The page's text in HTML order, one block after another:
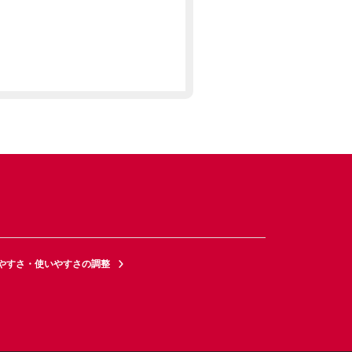
すさ・使いやすさの調整